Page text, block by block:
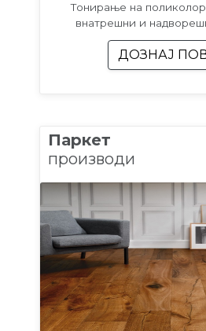
Тонирање на
внатрешни и
ДОЗНАЈ
Паркет
производи